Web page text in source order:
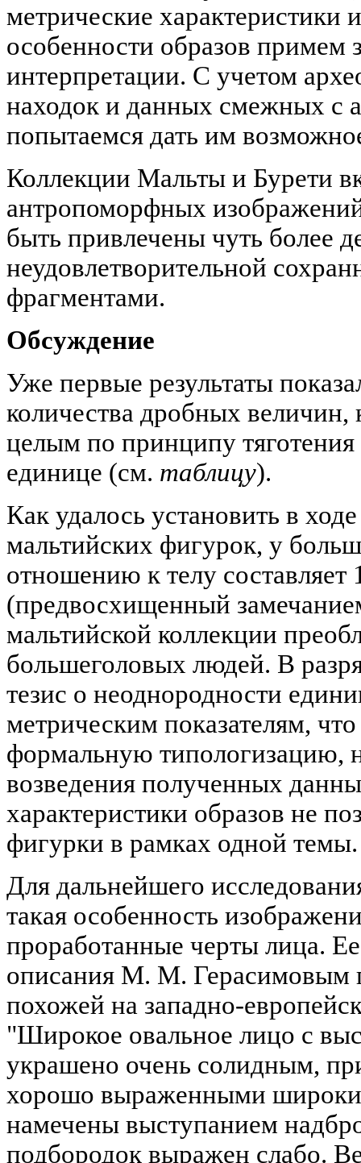
метрические характеристики
особенности образов примем
интерпретации. С учетом
находок и данных смежных с
попытаемся дать им
Коллекции Мальты и Бурети
антропоморфных
быть привлечены чуть более
неудовлетворительной
фрагментами.
Обсуждение
Уже первые результаты
количества дробных величин,
целым по принципу
единице (см. таблицу).
Как удалось установить в
мальтийских фигурок, у
отношению к телу составляет
(предвосхищенный
мальтийской коллекции
большеголовых людей. В
тезис о неоднородности
метрическим показателям,
формальную типологизацию,
возведения полученных
характеристики образов не
фигурки в рамках одной темы.
Для дальнейшего
такая особенность
проработанные черты лица.
описания М. М. Герасимовым
похожей на западно-
"Широкое овальное лицо с
украшено очень солидным,
хорошо выраженными
намечены выступанием
подбородок выражен слабо.